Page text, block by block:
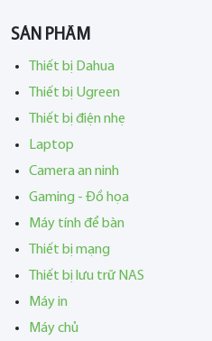
SẢN PHẨM
Thiết bị Dahua
Thiết bị Ugreen
Thiết bị điện nhẹ
Laptop
Camera an ninh
Gaming - Đồ họa
Máy tính để bàn
Thiết bị mạng
Thiết bị lưu trữ NAS
Máy in
Máy chủ